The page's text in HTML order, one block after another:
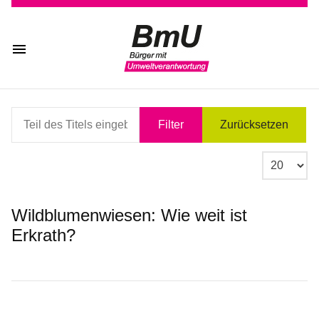
Filter
Zurücksetzen
Anzeige #
Wildblumenwiesen: Wie weit ist
Erkrath?